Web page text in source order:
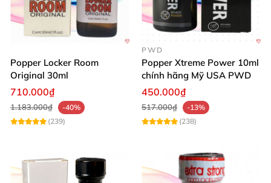
Popper Locker Room
Original 30ml
710.000₫
1.183.000₫
-40%
(239)
PWD
Popper Xtreme Power 10ml
chính hãng Mỹ USA PWD
450.000₫
517.000₫
-13%
(238)